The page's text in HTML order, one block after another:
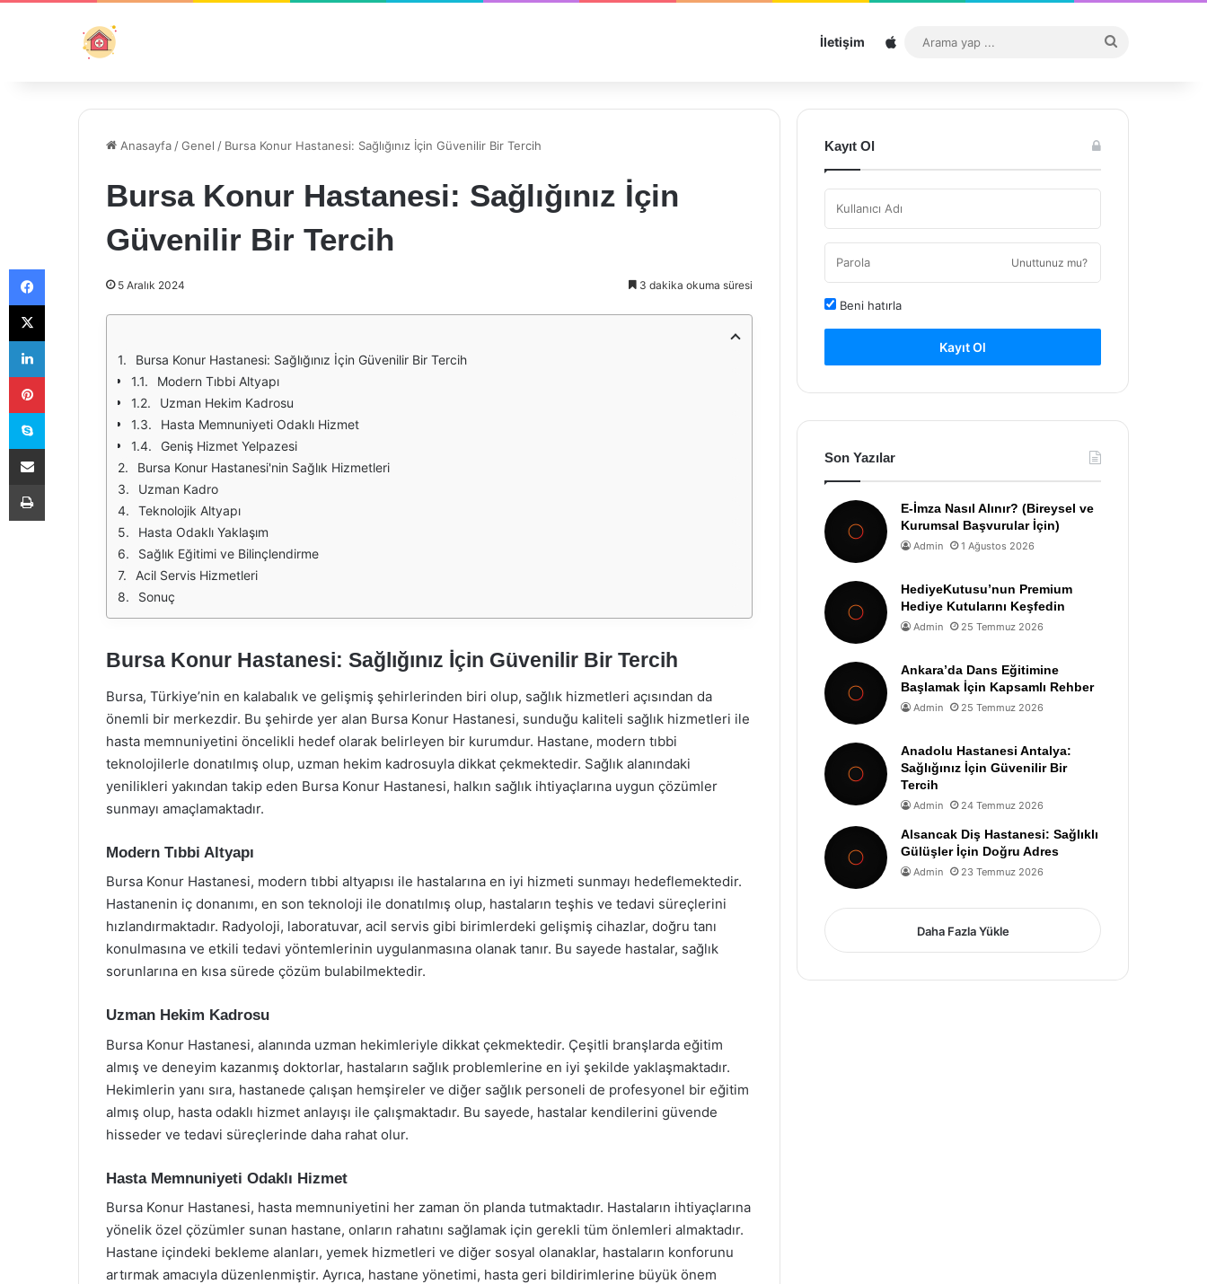
İletişim Sitemap
...
Anasayfa /Genel / Bursa Konur Hastanesi: Sağlığınız İçin Güvenilir Bir Tercih
Bursa Konur Hastanesi: Sağlığınız İçin
Güvenilir Bir Tercih
5 Aralık 2024 3 dakika okuma süresi
Bursa Konur Hastanesi: Sağlığınız İçin Güvenilir Bir Tercih
Modern Tıbbi Altyapı
Uzman Hekim Kadrosu
Hasta Memnuniyeti Odaklı Hizmet
Geniş Hizmet Yelpazesi
Bursa Konur Hastanesi'nin Sağlık Hizmetleri
Uzman Kadro
Teknolojik Altyapı
Hasta Odaklı Yaklaşım
Sağlık Eğitimi ve Bilinçlendirme
Acil Servis Hizmetleri
Sonuç
Bursa Konur Hastanesi: Sağlığınız İçin Güvenilir Bir Tercih
Bursa, Türkiye’nin en kalabalık ve gelişmiş şehirlerinden biri olup, sağlık hizmetleri açısından da
önemli bir merkezdir. Bu şehirde yer alan Bursa Konur Hastanesi, sunduğu kaliteli sağlık hizmetleri ile
hasta memnuniyetini öncelikli hedef olarak belirleyen bir kurumdur. Hastane, modern tıbbi
teknolojilerle donatılmış olup, uzman hekim kadrosuyla dikkat çekmektedir. Sağlık alanındaki
yenilikleri yakından takip eden Bursa Konur Hastanesi, halkın sağlık ihtiyaçlarına uygun çözümler
sunmayı amaçlamaktadır.
Modern Tıbbi Altyapı
Bursa Konur Hastanesi, modern tıbbi altyapısı ile hastalarına en iyi hizmeti sunmayı hedeflemektedir.
Hastanenin iç donanımı, en son teknoloji ile donatılmış olup, hastaların teşhis ve tedavi süreçlerini
hızlandırmaktadır. Radyoloji, laboratuvar, acil servis gibi birimlerdeki gelişmiş cihazlar, doğru tanı
konulmasına ve etkili tedavi yöntemlerinin uygulanmasına olanak tanır. Bu sayede hastalar, sağlık
sorunlarına en kısa sürede çözüm bulabilmektedir.
Uzman Hekim Kadrosu
Bursa Konur Hastanesi, alanında uzman hekimleriyle dikkat çekmektedir. Çeşitli branşlarda eğitim
almış ve deneyim kazanmış doktorlar, hastaların sağlık problemlerine en iyi şekilde yaklaşmaktadır.
Hekimlerin yanı sıra, hastanede çalışan hemşireler ve diğer sağlık personeli de profesyonel bir eğitim
almış olup, hasta odaklı hizmet anlayışı ile çalışmaktadır. Bu sayede, hastalar kendilerini güvende
hisseder ve tedavi süreçlerinde daha rahat olur.
Hasta Memnuniyeti Odaklı Hizmet
Bursa Konur Hastanesi, hasta memnuniyetini her zaman ön planda tutmaktadır. Hastaların ihtiyaçlarına
yönelik özel çözümler sunan hastane, onların rahatını sağlamak için gerekli tüm önlemleri almaktadır.
Hastane içindeki bekleme alanları, yemek hizmetleri ve diğer sosyal olanaklar, hastaların konforunu
artırmak amacıyla düzenlenmiştir. Ayrıca, hastane yönetimi, hasta geri bildirimlerine büyük önem
Kayıt Ol
Unuttunuz mu?
Beni hatırla
Kayıt Ol
Son Yazılar
E-İmza Nasıl Alınır? (Bireysel ve
Kurumsal Başvurular İçin)
Admin 1 Ağustos 2026
HediyeKutusu’nun Premium
Hediye Kutularını Keşfedin
Admin 25 Temmuz 2026
Ankara’da Dans Eğitimine
Başlamak İçin Kapsamlı Rehber
Admin 25 Temmuz 2026
Anadolu Hastanesi Antalya:
Sağlığınız İçin Güvenilir Bir
Tercih
Admin 24 Temmuz 2026
Alsancak Diş Hastanesi: Sağlıklı
Gülüşler İçin Doğru Adres
Admin 23 Temmuz 2026
Daha Fazla Yükle
Facebook
X
LinkedIn
Pinterest
Skype
E-Posta ile paylaş